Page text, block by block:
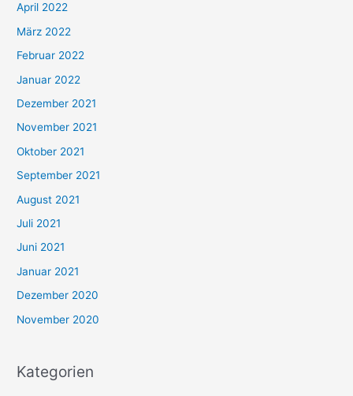
April 2022
März 2022
Februar 2022
Januar 2022
Dezember 2021
November 2021
Oktober 2021
September 2021
August 2021
Juli 2021
Juni 2021
Januar 2021
Dezember 2020
November 2020
Kategorien